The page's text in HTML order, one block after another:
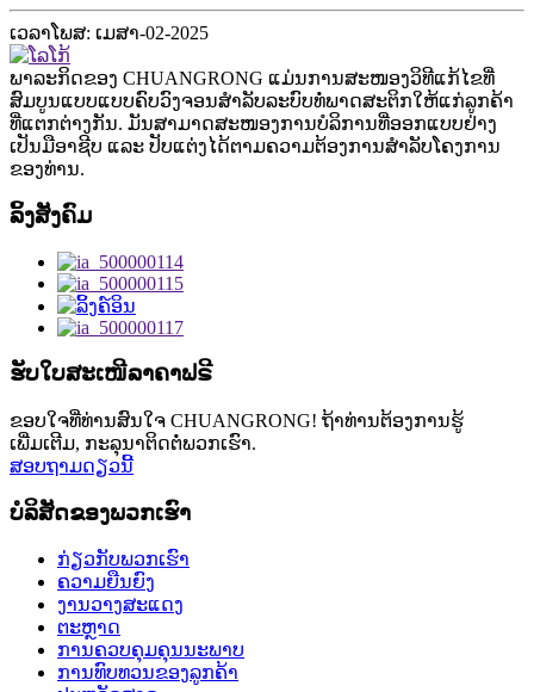
ເວລາໂພສ: ເມສາ-02-2025
ພາລະກິດຂອງ CHUANGRONG ແມ່ນການສະໜອງວິທີແກ້ໄຂທີ່
ສົມບູນແບບແບບຄົບວົງຈອນສຳລັບລະບົບທໍ່ພາດສະຕິກໃຫ້ແກ່ລູກຄ້າ
ທີ່ແຕກຕ່າງກັນ. ມັນສາມາດສະໜອງການບໍລິການທີ່ອອກແບບຢ່າງ
ເປັນມືອາຊີບ ແລະ ປັບແຕ່ງໄດ້ຕາມຄວາມຕ້ອງການສຳລັບໂຄງການ
ຂອງທ່ານ.
ລິ້ງສັງຄົມ
ຮັບໃບສະເໜີລາຄາຟຣີ
ຂອບໃຈທີ່ທ່ານສົນໃຈ CHUANGRONG! ຖ້າທ່ານຕ້ອງການຮູ້
ເພີ່ມເຕີມ, ກະລຸນາຕິດຕໍ່ພວກເຮົາ.
ສອບຖາມດຽວນີ້
ບໍລິສັດຂອງພວກເຮົາ
ກ່ຽວກັບພວກເຮົາ
ຄວາມຍືນຍົງ
ງານວາງສະແດງ
ຕະຫຼາດ
ການຄວບຄຸມຄຸນນະພາບ
ການທົບທວນຂອງລູກຄ້າ